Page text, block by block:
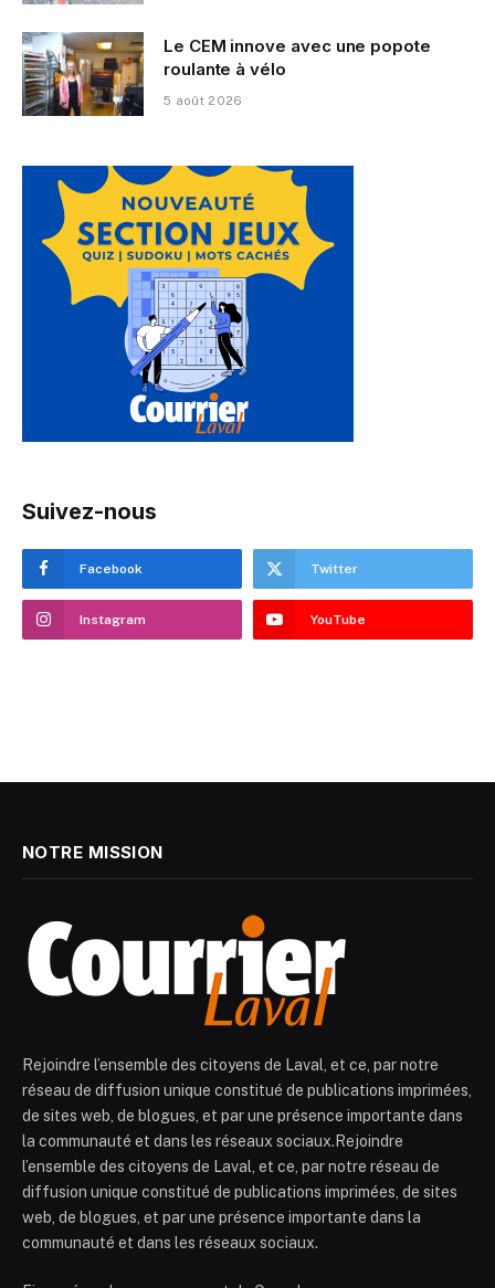
Le CEM innove avec une popote
roulante à vélo
5 août 2026
Suivez-nous
Facebook Twitter
Instagram YouTube
NOTRE MISSION
Rejoindre l’ensemble des citoyens de Laval, et ce, par notre
réseau de diffusion unique constitué de publications imprimées,
de sites web, de blogues, et par une présence importante dans
la communauté et dans les réseaux sociaux.Rejoindre
l’ensemble des citoyens de Laval, et ce, par notre réseau de
diffusion unique constitué de publications imprimées, de sites
web, de blogues, et par une présence importante dans la
communauté et dans les réseaux sociaux.